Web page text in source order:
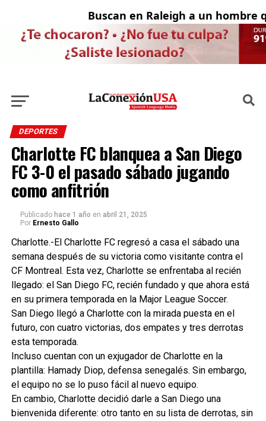
Buscan en Raleigh a un hombre
DEPORTES
Charlotte FC blanquea a San Diego
FC 3-0 el pasado sábado jugando
como anfitrión
Publicado hace 1 año en abril 21, 2025
Por Ernesto Gallo
Charlotte.-El Charlotte FC regresó a casa el sábado una
semana después de su victoria como visitante contra el
CF Montreal. Esta vez, Charlotte se enfrentaba al recién
llegado: el San Diego FC, recién fundado y que ahora está
en su primera temporada en la Major League Soccer.
San Diego llegó a Charlotte con la mirada puesta en el
futuro, con cuatro victorias, dos empates y tres derrotas
esta temporada.
Incluso cuentan con un exjugador de Charlotte en la
plantilla: Hamady Diop, defensa senegalés. Sin embargo,
el equipo no se lo puso fácil al nuevo equipo.
En cambio, Charlotte decidió darle a San Diego una
bienvenida diferente: otro tanto en su lista de derrotas, sin